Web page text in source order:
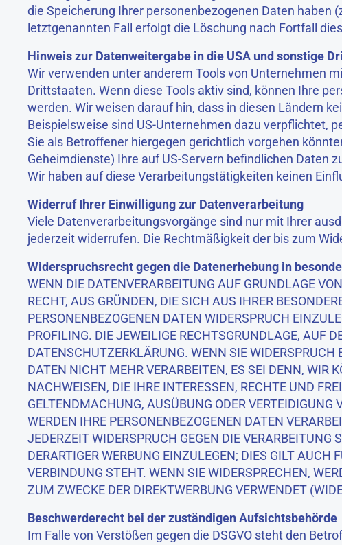
die Speicherung Ihrer personenbezogenen Daten
letztgenannten Fall erfolgt die Löschung nach Fortfall
Hinweis zur Datenweitergabe in die USA und sonstige
Wir verwenden unter anderem Tools von Unternehmen
Drittstaaten. Wenn diese Tools aktiv sind, können Ihre
werden. Wir weisen darauf hin, dass in diesen Ländern
Beispielsweise sind US-Unternehmen dazu verpflichtet,
Sie als Betroffener hiergegen gerichtlich vorgehen
Geheimdienste) Ihre auf US-Servern befindlichen Daten
Wir haben auf diese Verarbeitungstätigkeiten keinen
Widerruf Ihrer Einwilligung zur Datenverarbeitung
Viele Datenverarbeitungsvorgänge sind nur mit Ihrer
jederzeit widerrufen. Die Rechtmäßigkeit der bis zum
Widerspruchsrecht gegen die Datenerhebung in
WENN DIE DATENVERARBEITUNG AUF GRUNDLAGE
RECHT, AUS GRÜNDEN, DIE SICH AUS IHRER
PERSONENBEZOGENEN DATEN WIDERSPRUCH
PROFILING. DIE JEWEILIGE RECHTSGRUNDLAGE, AUF
DATENSCHUTZERKLÄRUNG. WENN SIE WIDERSPRUCH
DATEN NICHT MEHR VERARBEITEN, ES SEI DENN, WIR
NACHWEISEN, DIE IHRE INTERESSEN, RECHTE UND
GELTENDMACHUNG, AUSÜBUNG ODER
WERDEN IHRE PERSONENBEZOGENEN DATEN
JEDERZEIT WIDERSPRUCH GEGEN DIE VERARBEITUNG
DERARTIGER WERBUNG EINZULEGEN; DIES GILT
VERBINDUNG STEHT. WENN SIE WIDERSPRECHEN,
ZUM ZWECKE DER DIREKTWERBUNG VERWENDET
Beschwerderecht bei der zuständigen Aufsichtsbehörde
Im Falle von Verstößen gegen die DSGVO steht den